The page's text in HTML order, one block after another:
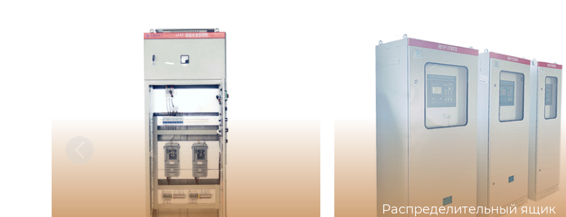
Распределительный ящик